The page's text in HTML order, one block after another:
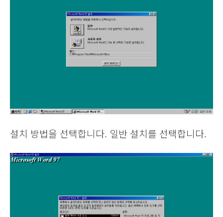
설치 방법을 선택합니다. 일반 설치를 선택합니다.